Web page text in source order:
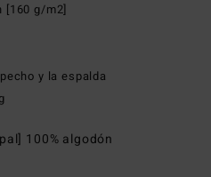
[160 g/m2]
y la espalda
100% algodón